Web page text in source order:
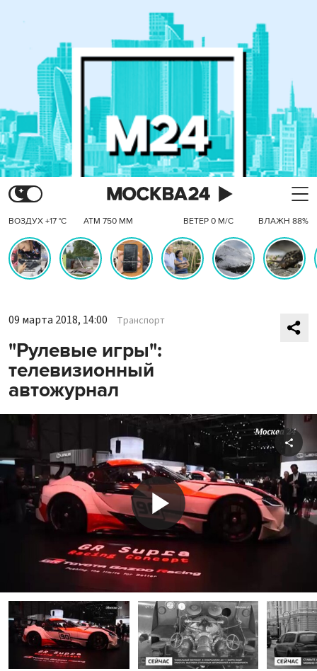
ВОЗДУХ +17 °C АТМ 750 ММ ВЕТЕР 0 М/С ВЛАЖН 88%
09 марта 2018, 14:00 Транспорт
"Рулевые игры":
телевизионный
автожурнал
Play
Video